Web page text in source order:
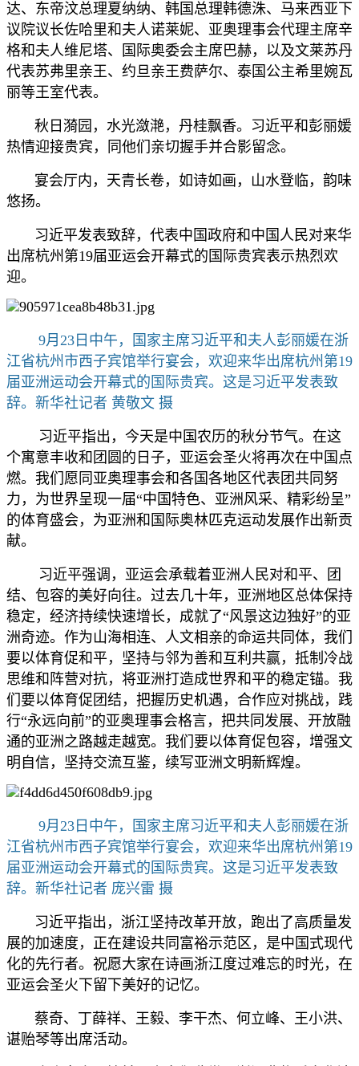
达、东帝汶总理夏纳纳、韩国总理韩德洙、马来西亚下
议院议长佐哈里和夫人诺莱妮、亚奥理事会代理主席辛
格和夫人维尼塔、国际奥委会主席巴赫，以及文莱苏丹
代表苏弗里亲王、约旦亲王费萨尔、泰国公主希里婉瓦
丽等王室代表。
秋日漪园，水光潋滟，丹桂飘香。习近平和彭丽媛
热情迎接贵宾，同他们亲切握手并合影留念。
宴会厅内，天青长卷，如诗如画，山水登临，韵味
悠扬。
习近平发表致辞，代表中国政府和中国人民对来华
出席杭州第19届亚运会开幕式的国际贵宾表示热烈欢
迎。
9月23日中午，国家主席习近平和夫人彭丽媛在浙
江省杭州市西子宾馆举行宴会，欢迎来华出席杭州第19
届亚洲运动会开幕式的国际贵宾。这是习近平发表致
辞。新华社记者 黄敬文 摄
习近平指出，今天是中国农历的秋分节气。在这
个寓意丰收和团圆的日子，亚运会圣火将再次在中国点
燃。我们愿同亚奥理事会和各国各地区代表团共同努
力，为世界呈现一届“中国特色、亚洲风采、精彩纷呈”
的体育盛会，为亚洲和国际奥林匹克运动发展作出新贡
献。
习近平强调，亚运会承载着亚洲人民对和平、团
结、包容的美好向往。过去几十年，亚洲地区总体保持
稳定，经济持续快速增长，成就了“风景这边独好”的亚
洲奇迹。作为山海相连、人文相亲的命运共同体，我们
要以体育促和平，坚持与邻为善和互利共赢，抵制冷战
思维和阵营对抗，将亚洲打造成世界和平的稳定锚。我
们要以体育促团结，把握历史机遇，合作应对挑战，践
行“永远向前”的亚奥理事会格言，把共同发展、开放融
通的亚洲之路越走越宽。我们要以体育促包容，增强文
明自信，坚持交流互鉴，续写亚洲文明新辉煌。
9月23日中午，国家主席习近平和夫人彭丽媛在浙
江省杭州市西子宾馆举行宴会，欢迎来华出席杭州第19
届亚洲运动会开幕式的国际贵宾。这是习近平发表致
辞。新华社记者 庞兴雷 摄
习近平指出，浙江坚持改革开放，跑出了高质量发
展的加速度，正在建设共同富裕示范区，是中国式现代
化的先行者。祝愿大家在诗画浙江度过难忘的时光，在
亚运会圣火下留下美好的记忆。
蔡奇、丁薛祥、王毅、李干杰、何立峰、王小洪、
谌贻琴等出席活动。